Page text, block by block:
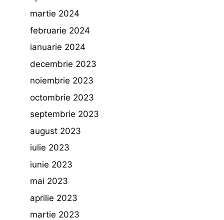
martie 2024
februarie 2024
ianuarie 2024
decembrie 2023
noiembrie 2023
octombrie 2023
septembrie 2023
august 2023
iulie 2023
iunie 2023
mai 2023
aprilie 2023
martie 2023